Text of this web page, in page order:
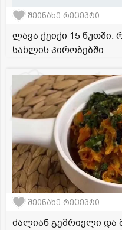
შეინახე რეცეპტი
ლავა ქეიქი 15
სახლის პირობებში
შეინახე რეცეპტი
ძალიან გემრიელი და